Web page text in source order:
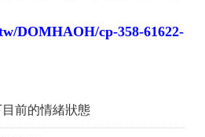
DOMHAOH/cp-358-61622-
前的情緒狀態